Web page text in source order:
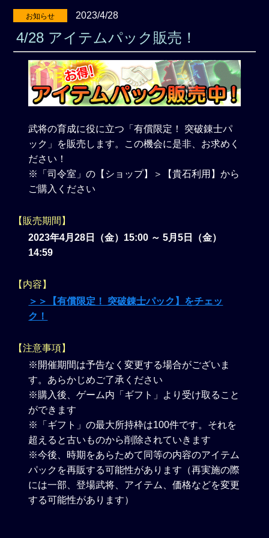
お知らせ 2023/4/28
4/28 アイテムパック販売！
武将の育成に役に立つ「有償限定！ 突破錬士パ
ック」を販売します。この機会に是非、お求めく
ださい！
※「司令室」の【ショップ】＞【貴石利用】から
ご購入ください
【販売期間】
2023年4月28日（金）15:00 ～ 5月5日（金）
14:59
【内容】
＞＞【有償限定！ 突破錬士パック】をチェッ
ク！
【注意事項】
※開催期間は予告なく変更する場合がございま
す。あらかじめご了承ください
※購入後、ゲーム内「ギフト」より受け取ること
ができます
※「ギフト」の最大所持枠は100件です。それを
超えると古いものから削除されていきます
※今後、時期をあらためて同等の内容のアイテム
パックを再販する可能性があります（再実施の際
には一部、登場武将、アイテム、価格などを変更
する可能性があります）